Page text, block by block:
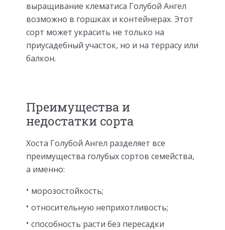
выращивание клематиса Голубой Ангел
возможно в горшках и контейнерах. Этот
сорт может украсить не только на
приусадебный участок, но и на террасу или
балкон.
Преимущества и
недостатки сорта
Хоста Голубой Ангел разделяет все
преимущества голубых сортов семейства,
а именно:
морозостойкость;
относительную неприхотливость;
способность расти без пересадки